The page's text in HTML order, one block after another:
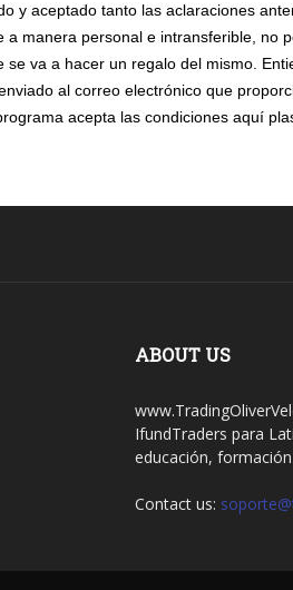
y aceptado tanto las aclaraciones
a manera personal e intransferible, no
se va a hacer un regalo del mismo.
al correo electrónico que
acepta las condiciones aquí
ABOUT US
IfundTraders para
educación,
Contact us: